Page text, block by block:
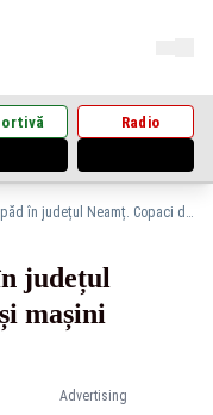
Radio
Furtuna a făcut prăpăd în județul Neamț. Copaci doborâți și mașini distruse
Advertising
județul
mașini